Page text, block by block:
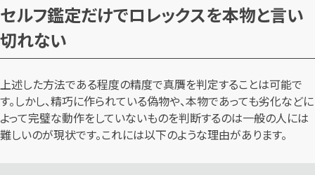
セルフ鑑定だけでロレックスを本物と言い
切れない
上述した方法である程度の精度で真贋を判定することは可能で
す。しかし、精巧に作られている偽物や、本物であっても劣化などに
よって完璧な動作をしていないものを判断するのは一般の人には
難しいのが現状です。これには以下のような理由があります。